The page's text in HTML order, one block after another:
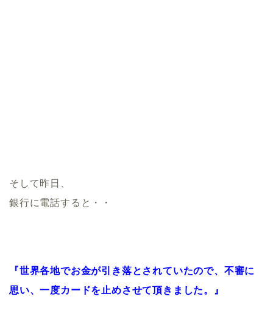
そして昨日、
銀行に電話すると・・
『世界各地でお金が引き落とされていたので、不審に
思い、一度カードを止めさせて頂きました。』